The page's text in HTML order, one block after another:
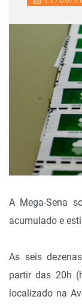
A Mega-Sena
acumulado e
As seis
partir das 20h
localizado na